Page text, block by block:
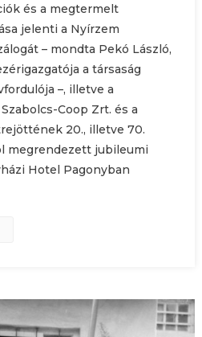
és a megtermelt
jelenti a Nyírzem
– mondta Pekó László,
a társaság
–, illetve a
Coop Zrt. és a
20., illetve 70.
megrendezett jubileumi
Hotel Pagonyban